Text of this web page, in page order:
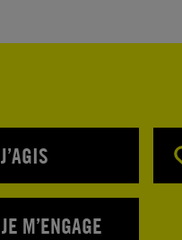
J’AGIS
JE M’ENGAGE